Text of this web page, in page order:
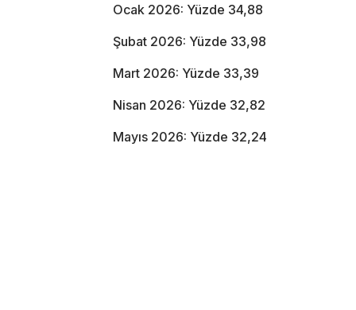
Ocak 2026: Yüzde 34,88
Şubat 2026: Yüzde 33,98
Mart 2026: Yüzde 33,39
Nisan 2026: Yüzde 32,82
Mayıs 2026: Yüzde 32,24